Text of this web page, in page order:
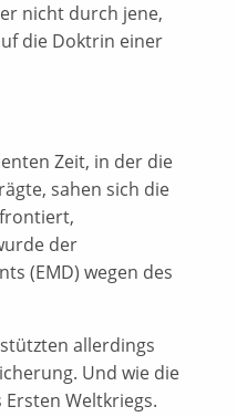
nicht durch jene,
die Doktrin einer
Zeit, in der die
sahen sich die
der
(EMD) wegen des
allerdings
Und wie die
Weltkriegs.